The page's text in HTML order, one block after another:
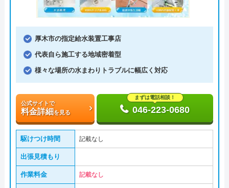
厚木市の指定給水装置工事店
代表自ら施工する地域密着型
様々な場所の水まわりトラブルに幅広く対応
公式サイトで
料金詳細を見る
まずは電話相談！
046-223-0680
駆けつけ時間 記載なし
出張見積もり
作業料金 記載なし